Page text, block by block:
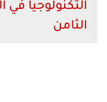
التكنولوجيا
الثامن